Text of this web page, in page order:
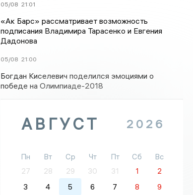
05/08 21:01
«Ак Барс» рассматривает возможность
подписания Владимира Тарасенко и Евгения
Дадонова
05/08 21:00
Богдан Киселевич поделился эмоциями о
победе на Олимпиаде-2018
АВГУСТ 2026
Пн Вт Ср Чт Пт Сб
Вс
27
28 29 30 31 1
2
3
4 5 6 7 8
9